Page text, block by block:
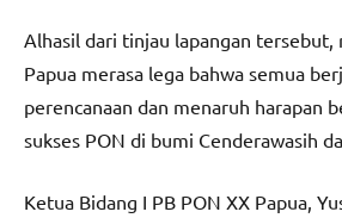
Alhasil dari tinjau lapangan tersebut,
Papua merasa lega bahwa semua
perencanaan dan menaruh harapan
sukses PON di bumi Cenderawasih
Ketua Bidang I PB PON XX Papua,